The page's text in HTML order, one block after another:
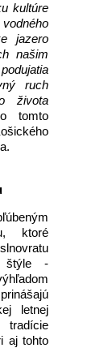
kultúre
jazero
našim
ruch
života
tomto
ktoré
štýle -
letnej
aj tohto